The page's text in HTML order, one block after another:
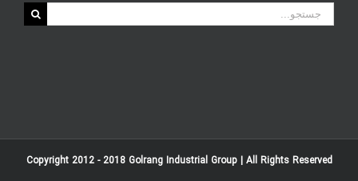
جستجو
برای:
Copyright 2012 - 2018 Golrang Industrial Group| All Rights Reserved